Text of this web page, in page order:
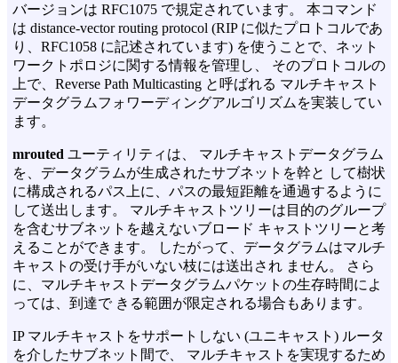
バージョンは RFC1075 で規定されています。 本コマンド
は distance-vector routing protocol (RIP に似たプロトコルであ
り、RFC1058 に記述されています) を使うことで、ネット
ワークトポロジに関する情報を管理し、 そのプロトコルの
上で、Reverse Path Multicasting と呼ばれる マルチキャスト
データグラムフォワーディングアルゴリズムを実装してい
ます。
mrouted ユーティリティは、 マルチキャストデータグラム
を、データグラムが生成されたサブネットを幹と して樹状
に構成されるパス上に、パスの最短距離を通過するように
して送出します。 マルチキャストツリーは目的のグループ
を含むサブネットを越えないブロード キャストツリーと考
えることができます。 したがって、データグラムはマルチ
キャストの受け手がいない枝には送出され ません。 さら
に、マルチキャストデータグラムパケットの生存時間によ
っては、到達で きる範囲が限定される場合もあります。
IP マルチキャストをサポートしない (ユニキャスト) ルータ
を介したサブネット間で、 マルチキャストを実現するため